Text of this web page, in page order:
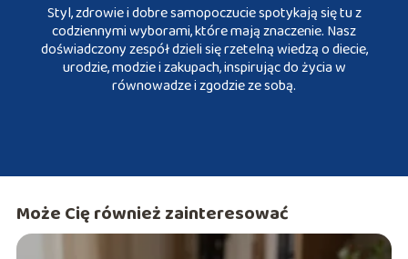
Styl, zdrowie i dobre samopoczucie spotykają się tu z
codziennymi wyborami, które mają znaczenie. Nasz
doświadczony zespół dzieli się rzetelną wiedzą o diecie,
urodzie, modzie i zakupach, inspirując do życia w
równowadze i zgodzie ze sobą.
Może Cię również zainteresować